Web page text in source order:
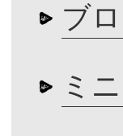
ブ
ミ